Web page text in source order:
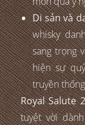
Di sản và
whisky
sang trọng
hiện sự
truyền
Royal Salute
tuyệt vời